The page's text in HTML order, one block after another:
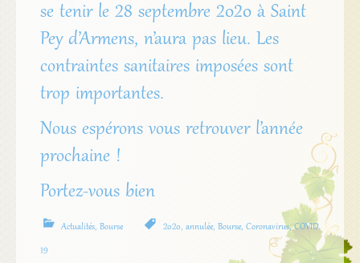
se tenir le 28 septembre 2020 à Saint
Pey d’Armens, n’aura pas lieu. Les
contraintes sanitaires imposées sont
trop importantes.
Nous espérons vous retrouver l’année
prochaine !
Portez-vous bien
Actualités, Bourse 2020, annulée, Bourse, Coronavirus,COVID
19